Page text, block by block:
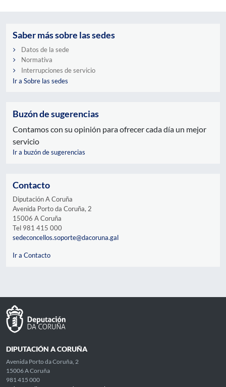
Saber más sobre las sedes
Datos de la sede
Normativa
Interrupciones de servicio
Ir a Sobre las sedes
Buzón de sugerencias
Contamos con su opinión para ofrecer cada día un mejor
servicio
Ir a buzón de sugerencias
Contacto
Diputación A Coruña
Avenida Porto da Coruña, 2
15006 A Coruña
Tel 981 415 000
sedeconcellos.soporte@dacoruna.gal
Ir a Contacto
DIPUTACIÓN A CORUÑA
Avenida Porto da Coruña, 2
15006 A Coruña
981 415 000